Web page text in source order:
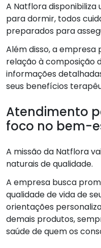
A Natflora
para dormir, todos
preparados para
Além disso, a
relação à composição
informações
seus benefícios
Atendimento
foco no bem-
A missão da Natflora
naturais de qualidade.
A empresa busca
qualidade de vida de
orientações
demais produtos,
saúde de quem os